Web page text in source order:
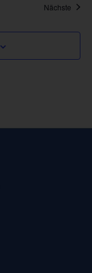
Nächste